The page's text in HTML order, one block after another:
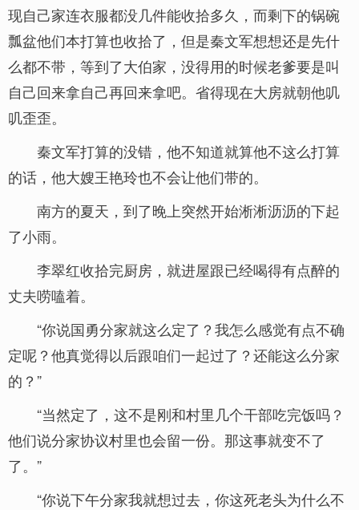
现自己家连衣服都没几件能收拾多久，而剩下的锅碗
瓢盆他们本打算也收拾了，但是秦文军想想还是先什
么都不带，等到了大伯家，没得用的时候老爹要是叫
自己回来拿自己再回来拿吧。省得现在大房就朝他叽
叽歪歪。
秦文军打算的没错，他不知道就算他不这么打算
的话，他大嫂王艳玲也不会让他们带的。
南方的夏天，到了晚上突然开始淅淅沥沥的下起
了小雨。
李翠红收拾完厨房，就进屋跟已经喝得有点醉的
丈夫唠嗑着。
“你说国勇分家就这么定了？我怎么感觉有点不确
定呢？他真觉得以后跟咱们一起过了？还能这么分家
的？”
“当然定了，这不是刚和村里几个干部吃完饭吗？
他们说分家协议村里也会留一份。那这事就变不了
了。”
“你说下午分家我就想过去，你这死老头为什么不